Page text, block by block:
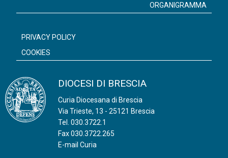
t
i
o
DIOCESI DI BRESCIA
Curia Diocesana di Brescia
Via Trieste, 13 - 25121 Brescia
Tel. 030.3722.1
Fax 030.3722.265
E-mail Curia
ORGANIGRAMMA
PRIVACY POLICY
COOKIES